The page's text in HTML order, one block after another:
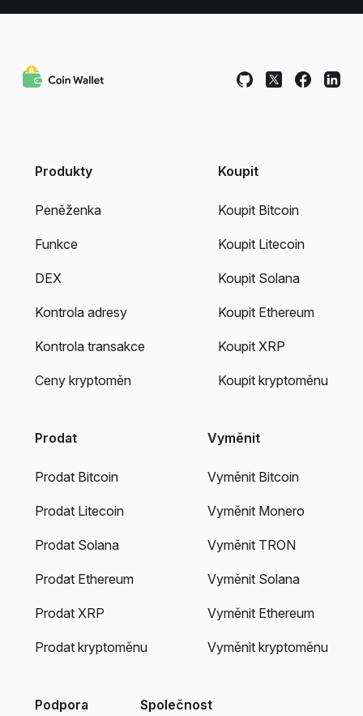
Produkty
Peněženka
Funkce
DEX
Kontrola adresy
Kontrola transakce
Ceny kryptoměn
Koupit
Koupit Bitcoin
Koupit Litecoin
Koupit Solana
Koupit Ethereum
Koupit XRP
Koupit kryptoměnu
Prodat
Prodat Bitcoin
Prodat Litecoin
Prodat Solana
Prodat Ethereum
Prodat XRP
Prodat kryptoměnu
Vyměnit
Vyměnit Bitcoin
Vyměnit Monero
Vyměnit TRON
Vyměnit Solana
Vyměnit Ethereum
Vyměnit kryptoměnu
Podpora Společnost